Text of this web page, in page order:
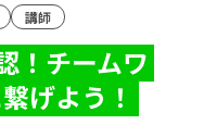
講師
！チームワ
げよう！